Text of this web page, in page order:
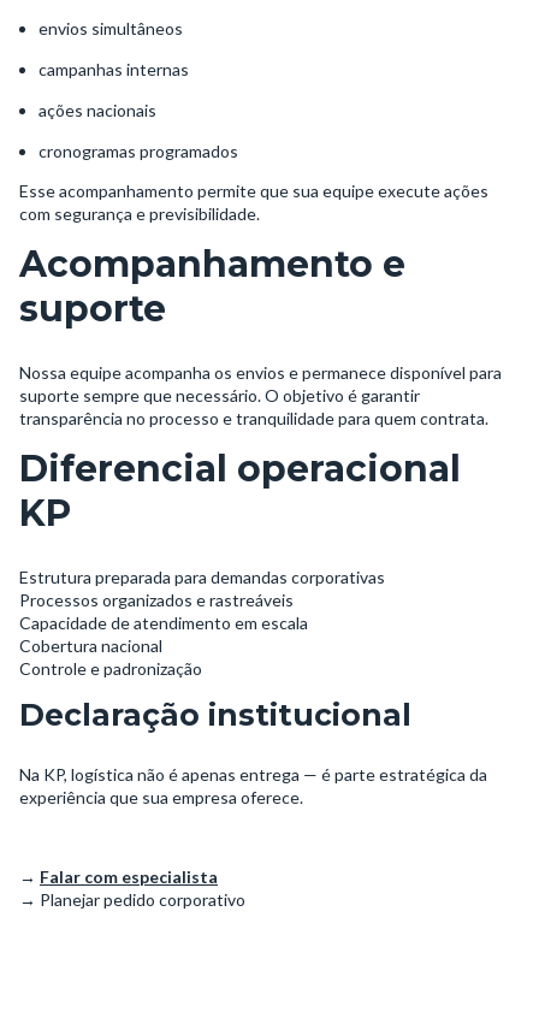
envios simultâneos
campanhas internas
ações nacionais
cronogramas programados
Esse acompanhamento permite que sua equipe execute ações
com segurança e previsibilidade.
Acompanhamento e
suporte
Nossa equipe acompanha os envios e permanece disponível para
suporte sempre que necessário. O objetivo é garantir
transparência no processo e tranquilidade para quem contrata.
Diferencial operacional
KP
Estrutura preparada para demandas corporativas
Processos organizados e rastreáveis
Capacidade de atendimento em escala
Cobertura nacional
Controle e padronização
Declaração institucional
Na KP, logística não é apenas entrega — é parte estratégica da
experiência que sua empresa oferece.
→ Falar com especialista
→ Planejar pedido corporativo